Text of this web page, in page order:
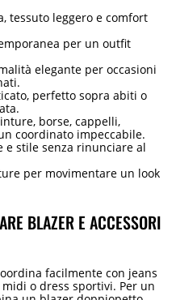
tessuto leggero e comfort
per un outfit
elegante per occasioni
perfetto sopra abiti o
borse, cappelli,
coordinato impeccabile.
e stile senza rinunciare al
per movimentare un look
BLAZER E ACCESSORI
facilmente con jeans
o dress sportivi. Per un